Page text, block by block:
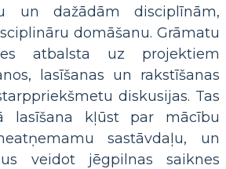
un dažādām disciplīnām,
domāšanu. Grāmatu
atbalsta uz projektiem
lasīšanas un rakstīšanas
diskusijas. Tas
lasīšana kļūst par mācību
sastāvdaļu, un
veidot jēgpilnas saiknes